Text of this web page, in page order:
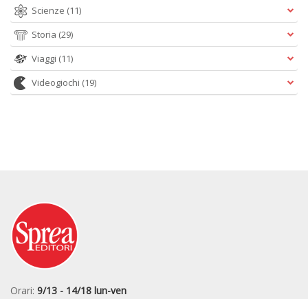
Scienze (11)
Storia (29)
Viaggi (11)
Videogiochi (19)
Orari: 9/13 - 14/18 lun-ven